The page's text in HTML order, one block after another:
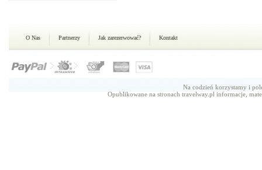
O Nas Partnerzy Jak zarezerwować? Kontakt
Na codzień korzystamy i
Opublikowane na stronach travelway.pl informacje,